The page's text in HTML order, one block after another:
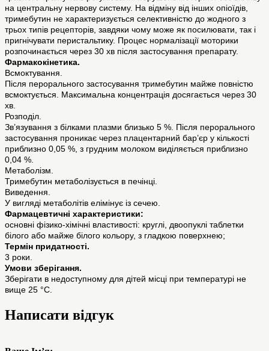
на центральну нервову систему. На відміну від інших опіоїдів,
тримебутин не характеризується селективністю до жодного з
трьох типів рецепторів, завдяки чому може як посилювати, так і
пригнічувати перистальтику. Процес нормалізації моторики
розпочинається через 30 хв після застосування препарату.
Фармакокінетика.
Всмоктування.
Після перорального застосування тримебутин майже повністю
всмоктується. Максимальна концентрація досягається через 30
хв.
Розподіл.
Зв’язування з білками плазми близько 5 %. Після перорального
застосування проникає через плацентарний бар’єр у кількості
приблизно 0,05 %, з грудним молоком виділяється приблизно
0,04 %.
Метаболізм.
Тримебутин метаболізується в печінці.
Виведення.
У вигляді метаболітів елімінує із сечею.
Фармацевтичні характеристики:
основні фізико-хімічні властивості: круглі, двоопуклі таблетки
білого або майже білого кольору, з гладкою поверхнею;
Термін придатності.
3 роки.
Умови зберігання.
Зберігати в недоступному для дітей місці при температурі не
вище 25 °С.
Написати відгук